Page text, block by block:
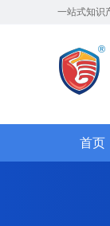
一站式知识
首页